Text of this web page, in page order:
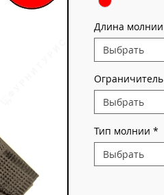
Длина молнии
Выбрать
Ограничитель
Выбрать
Тип молнии *
Выбрать